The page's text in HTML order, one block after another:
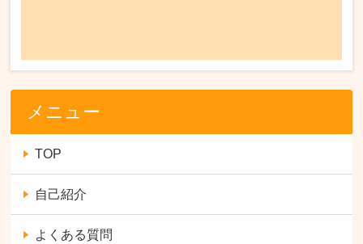
メニュー
TOP
自己紹介
よくある質問